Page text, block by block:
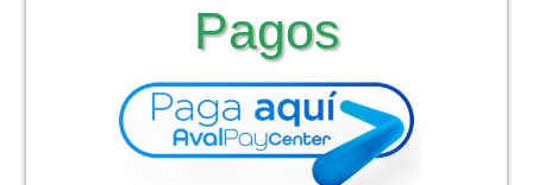
Pagos